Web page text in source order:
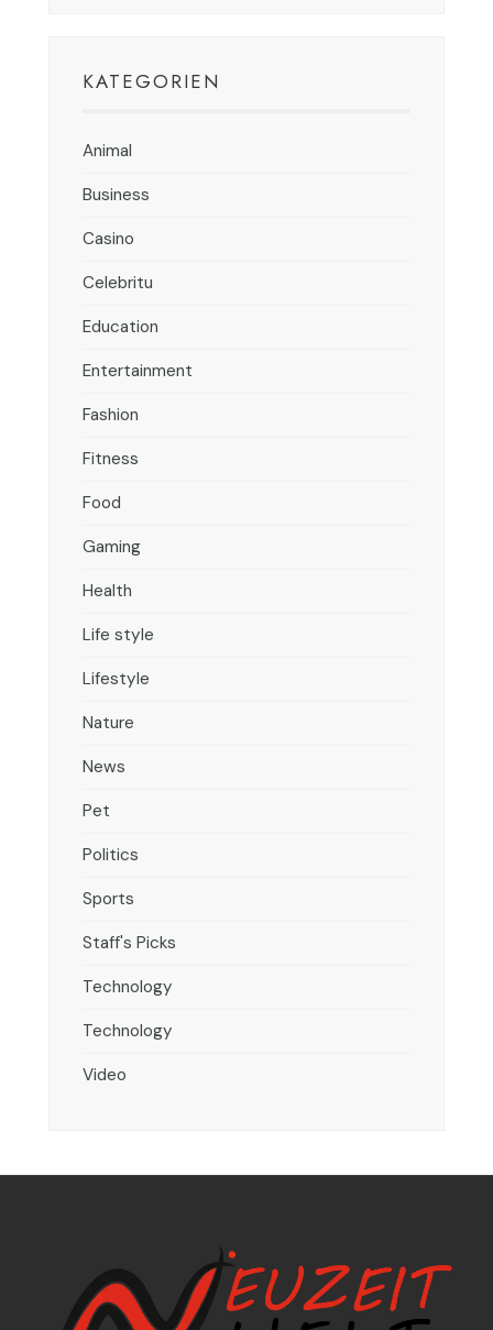
KATEGORIEN
Animal
Business
Casino
Celebritu
Education
Entertainment
Fashion
Fitness
Food
Gaming
Health
Life style
Lifestyle
Nature
News
Pet
Politics
Sports
Staff's Picks
Technology
Technology
Video